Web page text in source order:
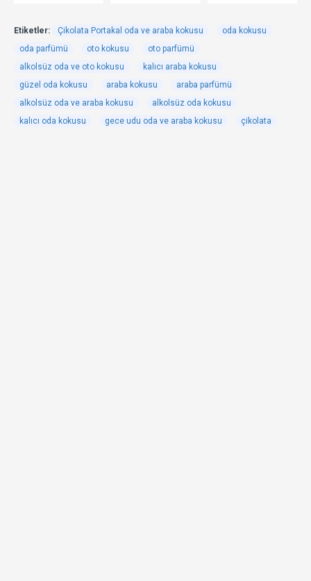
Etiketler: Çikolata Portakal oda ve araba kokusu
oda kokusu
oda parfümü
oto kokusu
oto parfümü
alkolsüz oda ve oto kokusu
kalıcı araba kokusu
güzel oda kokusu
araba kokusu
araba parfümü
alkolsüz oda ve araba kokusu
alkolsüz oda kokusu
kalıcı oda kokusu
gece udu oda ve araba kokusu çikolata